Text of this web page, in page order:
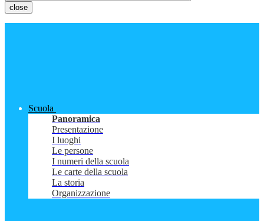
close
Scuola
Panoramica
Presentazione
I luoghi
Le persone
I numeri della scuola
Le carte della scuola
La storia
Organizzazione